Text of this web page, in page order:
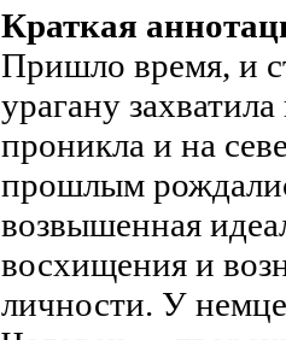
Краткая
Пришло время, и
урагану
проникла и на
прошлым
возвышенная
восхищения и
личности. У